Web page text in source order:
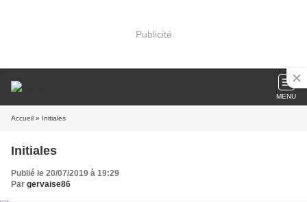
Publicité
MENU
Accueil » Initiales
Initiales
Publié le 20/07/2019 à 19:29
Par gervaise86